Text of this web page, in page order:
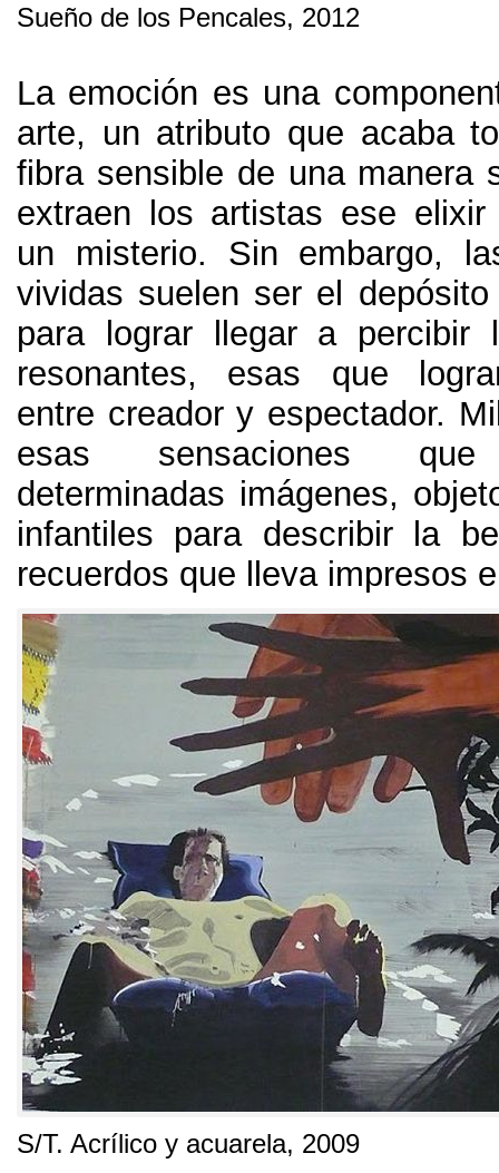
Sueño de los Pencales, 2012
La emoción es una
arte, un atributo que acaba
fibra sensible de una manera
extraen los artistas ese elixir
un misterio. Sin embargo,
vividas suelen ser el
para lograr llegar a percibir
resonantes, esas que
entre creador y espectador.
esas sensaciones que
determinadas imágenes,
infantiles para describir la
recuerdos que lleva impresos
S/T. Acrílico y acuarela, 2009